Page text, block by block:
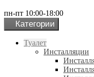
пн-пт 10:00-18:00
Категории
Туалет
Инсталляции